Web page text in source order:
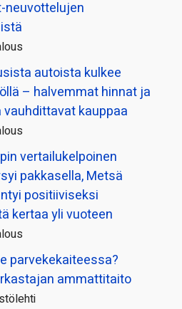
neuvottelujen
autoista kulkee
– halvemmat hinnat ja
vauhdittavat kauppaa
vertailu­kelpoinen
pakkasella, Metsä
positiiviseksi
kertaa yli vuoteen
parvekekaiteessa?
ammattitaito